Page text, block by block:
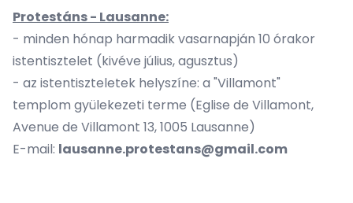
Protestáns - Lausanne:
- minden hónap harmadik vasarnapján 10 órakor
istentisztelet (kivéve július, agusztus)
- az istentiszteletek helyszíne: a "Villamont"
templom gyülekezeti terme (Eglise de Villamont,
Avenue de Villamont 13, 1005 Lausanne)
E-mail: lausanne.protestans@gmail.com